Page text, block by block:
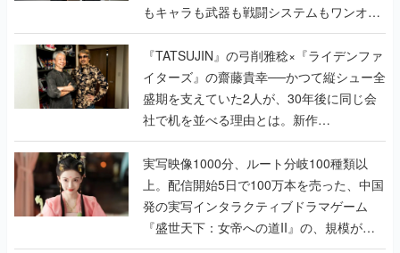
もキャラも武器も戦闘システムもワンオフ
で作り込まれた理由を両ディレクターに聞
く
『TATSUJIN』の弓削雅稔×『ライデンファ
イターズ』の齋藤貴幸──かつて縦シュー全
盛期を支えていた2人が、30年後に同じ会
社で机を並べる理由とは。新作
『TATSUJIN EXTREME』で初タッグを組
んだレジェンド2人に訊く開発秘話
実写映像1000分、ルート分岐100種類以
上。配信開始5日で100万本を売った、中国
発の実写インタラクティブドラマゲーム
『盛世天下：女帝への道II』の、規模が違
うこだわりをプロデューサーに聞いた